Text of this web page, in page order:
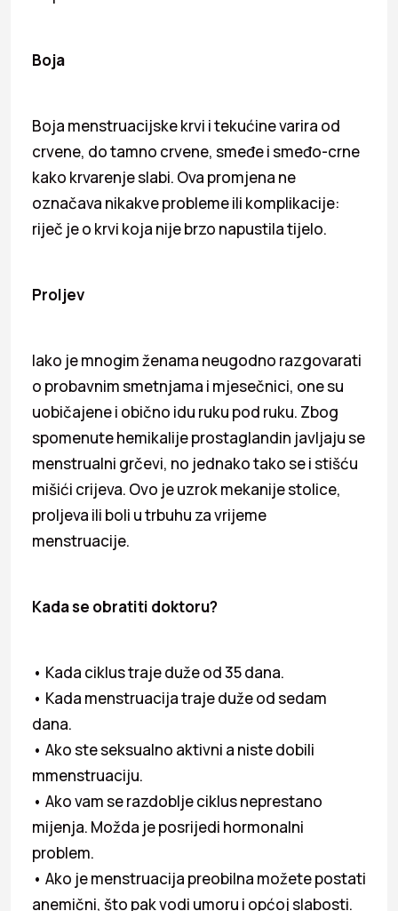
Boja
Boja menstruacijske krvi i tekućine varira od
crvene, do tamno crvene, smeđe i smeđo-crne
kako krvarenje slabi. Ova promjena ne
označava nikakve probleme ili komplikacije:
riječ je o krvi koja nije brzo napustila tijelo.
Proljev
Iako je mnogim ženama neugodno razgovarati
o probavnim smetnjama i mjesečnici, one su
uobičajene i obično idu ruku pod ruku. Zbog
spomenute hemikalije prostaglandin javljaju se
menstrualni grčevi, no jednako tako se i stišću
mišići crijeva. Ovo je uzrok mekanije stolice,
proljeva ili boli u trbuhu za vrijeme
menstruacije.
Kada se obratiti doktoru?
• Kada ciklus traje duže od 35 dana.
• Kada menstruacija traje duže od sedam
dana.
• Ako ste seksualno aktivni a niste dobili
mmenstruaciju.
• Ako vam se razdoblje ciklus neprestano
mijenja. Možda je posrijedi hormonalni
problem.
• Ako je menstruacija preobilna možete postati
anemični, što pak vodi umoru i općoj slabosti.